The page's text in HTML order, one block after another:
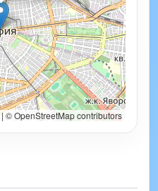
|© OpenStreetMap contributors